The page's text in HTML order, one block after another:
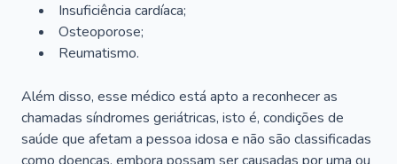
Insuficiência cardíaca;
Osteoporose;
Reumatismo.
Além disso, esse médico está apto a reconhecer as
chamadas síndromes geriátricas, isto é, condições de
saúde que afetam a pessoa idosa e não são classificadas